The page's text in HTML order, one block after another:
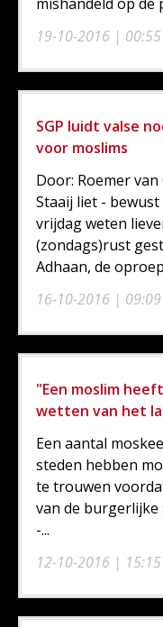
19-10-2016 | 00:55
SGP luidt valse
voor moslims
16-10-2016 | 09:09
Door: Roemer
Staaij liet -
vrijdag weten
(zondags)rust
Adhaan, de
"Een moslim
wetten van het
12-10-2016 | 15:15
Een aantal
steden hebben
te trouwen
van de burgerlijke
-...